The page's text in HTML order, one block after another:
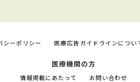
シーポリシー 医療広告ガイドラインについ
医療機関の方
情報掲載にあたって お問い合わせ